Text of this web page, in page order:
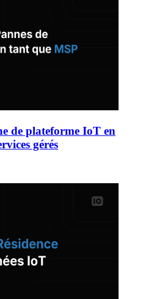
de plateforme IoT en
gérés